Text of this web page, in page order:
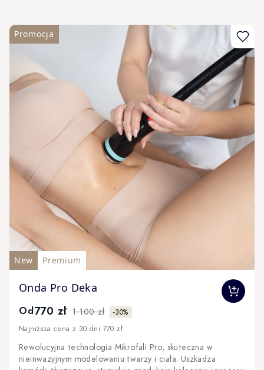
New Premium
Promocja
Onda Pro Deka
The price depends on the options chosen on the
Od770 zł 1 100 zł
-30%
Najniższa cena z 30 dni 770 zł
Rewolucyjna technologia Mikrofali Pro, skuteczna w
nieinwazyjnym modelowaniu twarzy i ciała. Uszkadza